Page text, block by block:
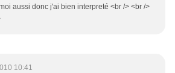
aussi donc j'ai bien interpreté <br /> <br />
10:41